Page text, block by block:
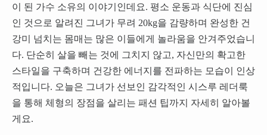
이 된 가수 소유의 이야기인데요. 평소 운동과 식단에 진심
인 것으로 알려진 그녀가 무려 20kg을 감량하며 완성한 건
강미 넘치는 몸매는 많은 이들에게 놀라움을 안겨주었습니
다. 단순히 살을 빼는 것에 그치지 않고, 자신만의 확고한
스타일을 구축하며 건강한 에너지를 전파하는 모습이 인상
적입니다. 오늘은 그녀가 선보인 감각적인 시스루 레더룩
을 통해 체형의 장점을 살리는 패션 팁까지 자세히 알아볼
게요.